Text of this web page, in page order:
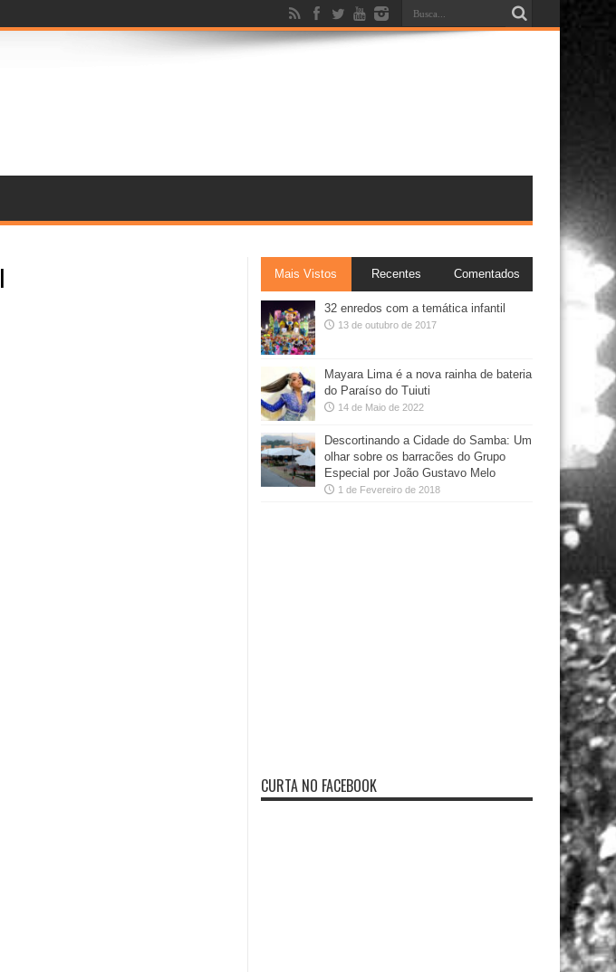
Mais Vistos Recentes Comentados
32 enredos com a temática infantil
13 de outubro de 2017
Mayara Lima é a nova rainha de bateria
do Paraíso do Tuiuti
14 de Maio de 2022
Descortinando a Cidade do Samba: Um
olhar sobre os barracões do Grupo
Especial por João Gustavo Melo
1 de Fevereiro de 2018
CURTA NO FACEBOOK